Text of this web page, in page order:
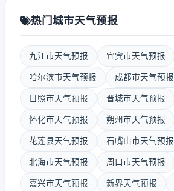
热门城市天气预报
九江市天气预报 宜宾市天气预报
哈尔滨市天气预报 成都市天气预报
日照市天气预报 晋城市天气预报
怀化市天气预报 朔州市天气预报
花莲县天气预报 石嘴山市天气预报
北海市天气预报 周口市天气预报
嘉兴市天气预报 新界天气预报